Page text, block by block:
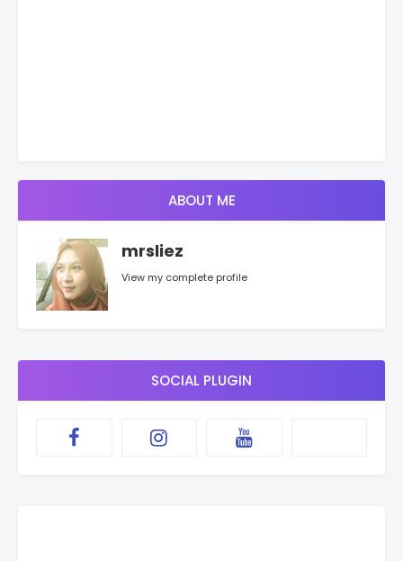
ABOUT ME
mrsliez
View my complete profile
SOCIAL PLUGIN